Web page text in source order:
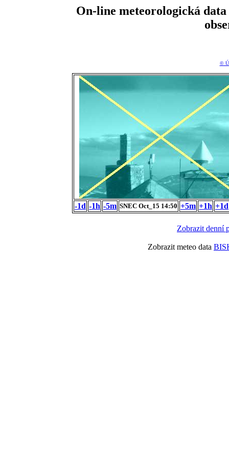
On-line meteorologická
©
-1d -1h -5m SNEC Oct_15 14:50 +5m +1h +1d
Zobrazit denní
Zobrazit meteo data